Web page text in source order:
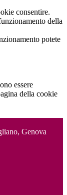
consentire.
della
potete
essere
della cookie
Genova